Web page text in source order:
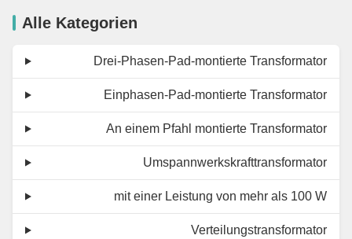
Alle Kategorien
Drei-Phasen-Pad-montierte Transformator
Einphasen-Pad-montierte Transformator
An einem Pfahl montierte Transformator
Umspannwerkskrafttransformator
mit einer Leistung von mehr als 100 W
Verteilungstransformator